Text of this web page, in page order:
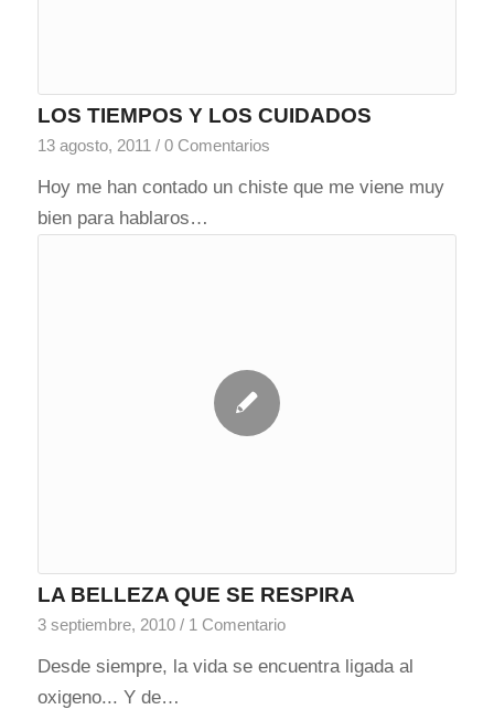
LOS TIEMPOS Y LOS CUIDADOS
13 agosto, 2011 / 0 Comentarios
Hoy me han contado un chiste que me viene muy
bien para hablaros…
LA BELLEZA QUE SE RESPIRA
3 septiembre, 2010 / 1 Comentario
Desde siempre, la vida se encuentra ligada al
oxigeno... Y de…